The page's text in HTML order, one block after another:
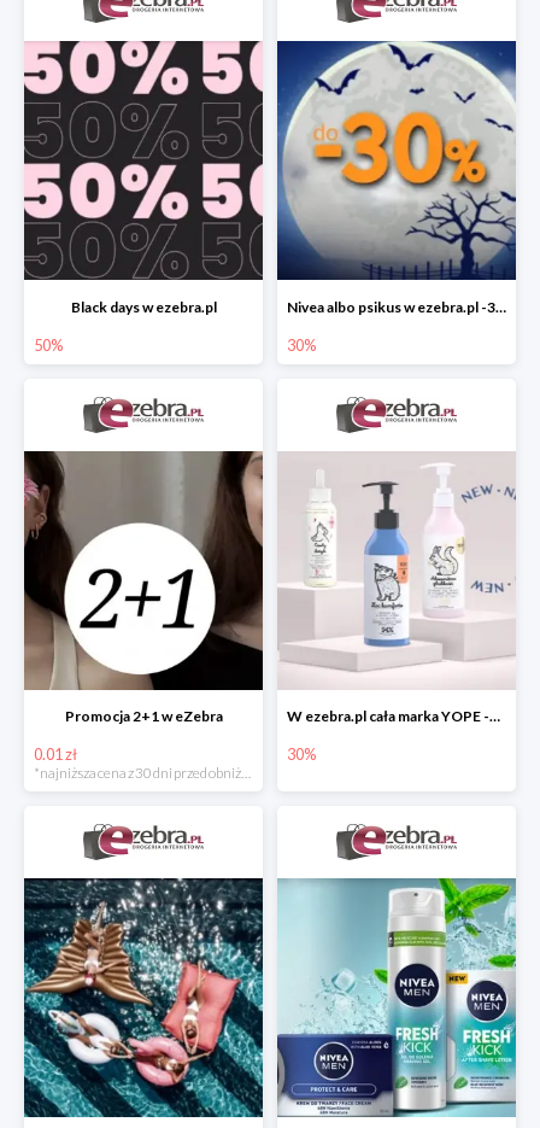
Black days w ezebra.pl
50%
Nivea albo psikus w ezebra.pl -30%
30%
Promocja 2+1 w eZebra
0.01 zł
*najniższa cena z 30 dni przed obniżką
W ezebra.pl cała marka YOPE -30%
30%